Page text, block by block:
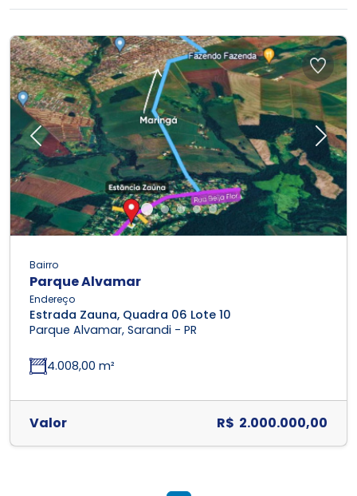
Previous Next
Bairro
Parque Alvamar
Endereço
Estrada Zauna, Quadra 06 Lote 10
Parque Alvamar, Sarandi - PR
4.008,00 m²
Valor R$ 2.000.000,00